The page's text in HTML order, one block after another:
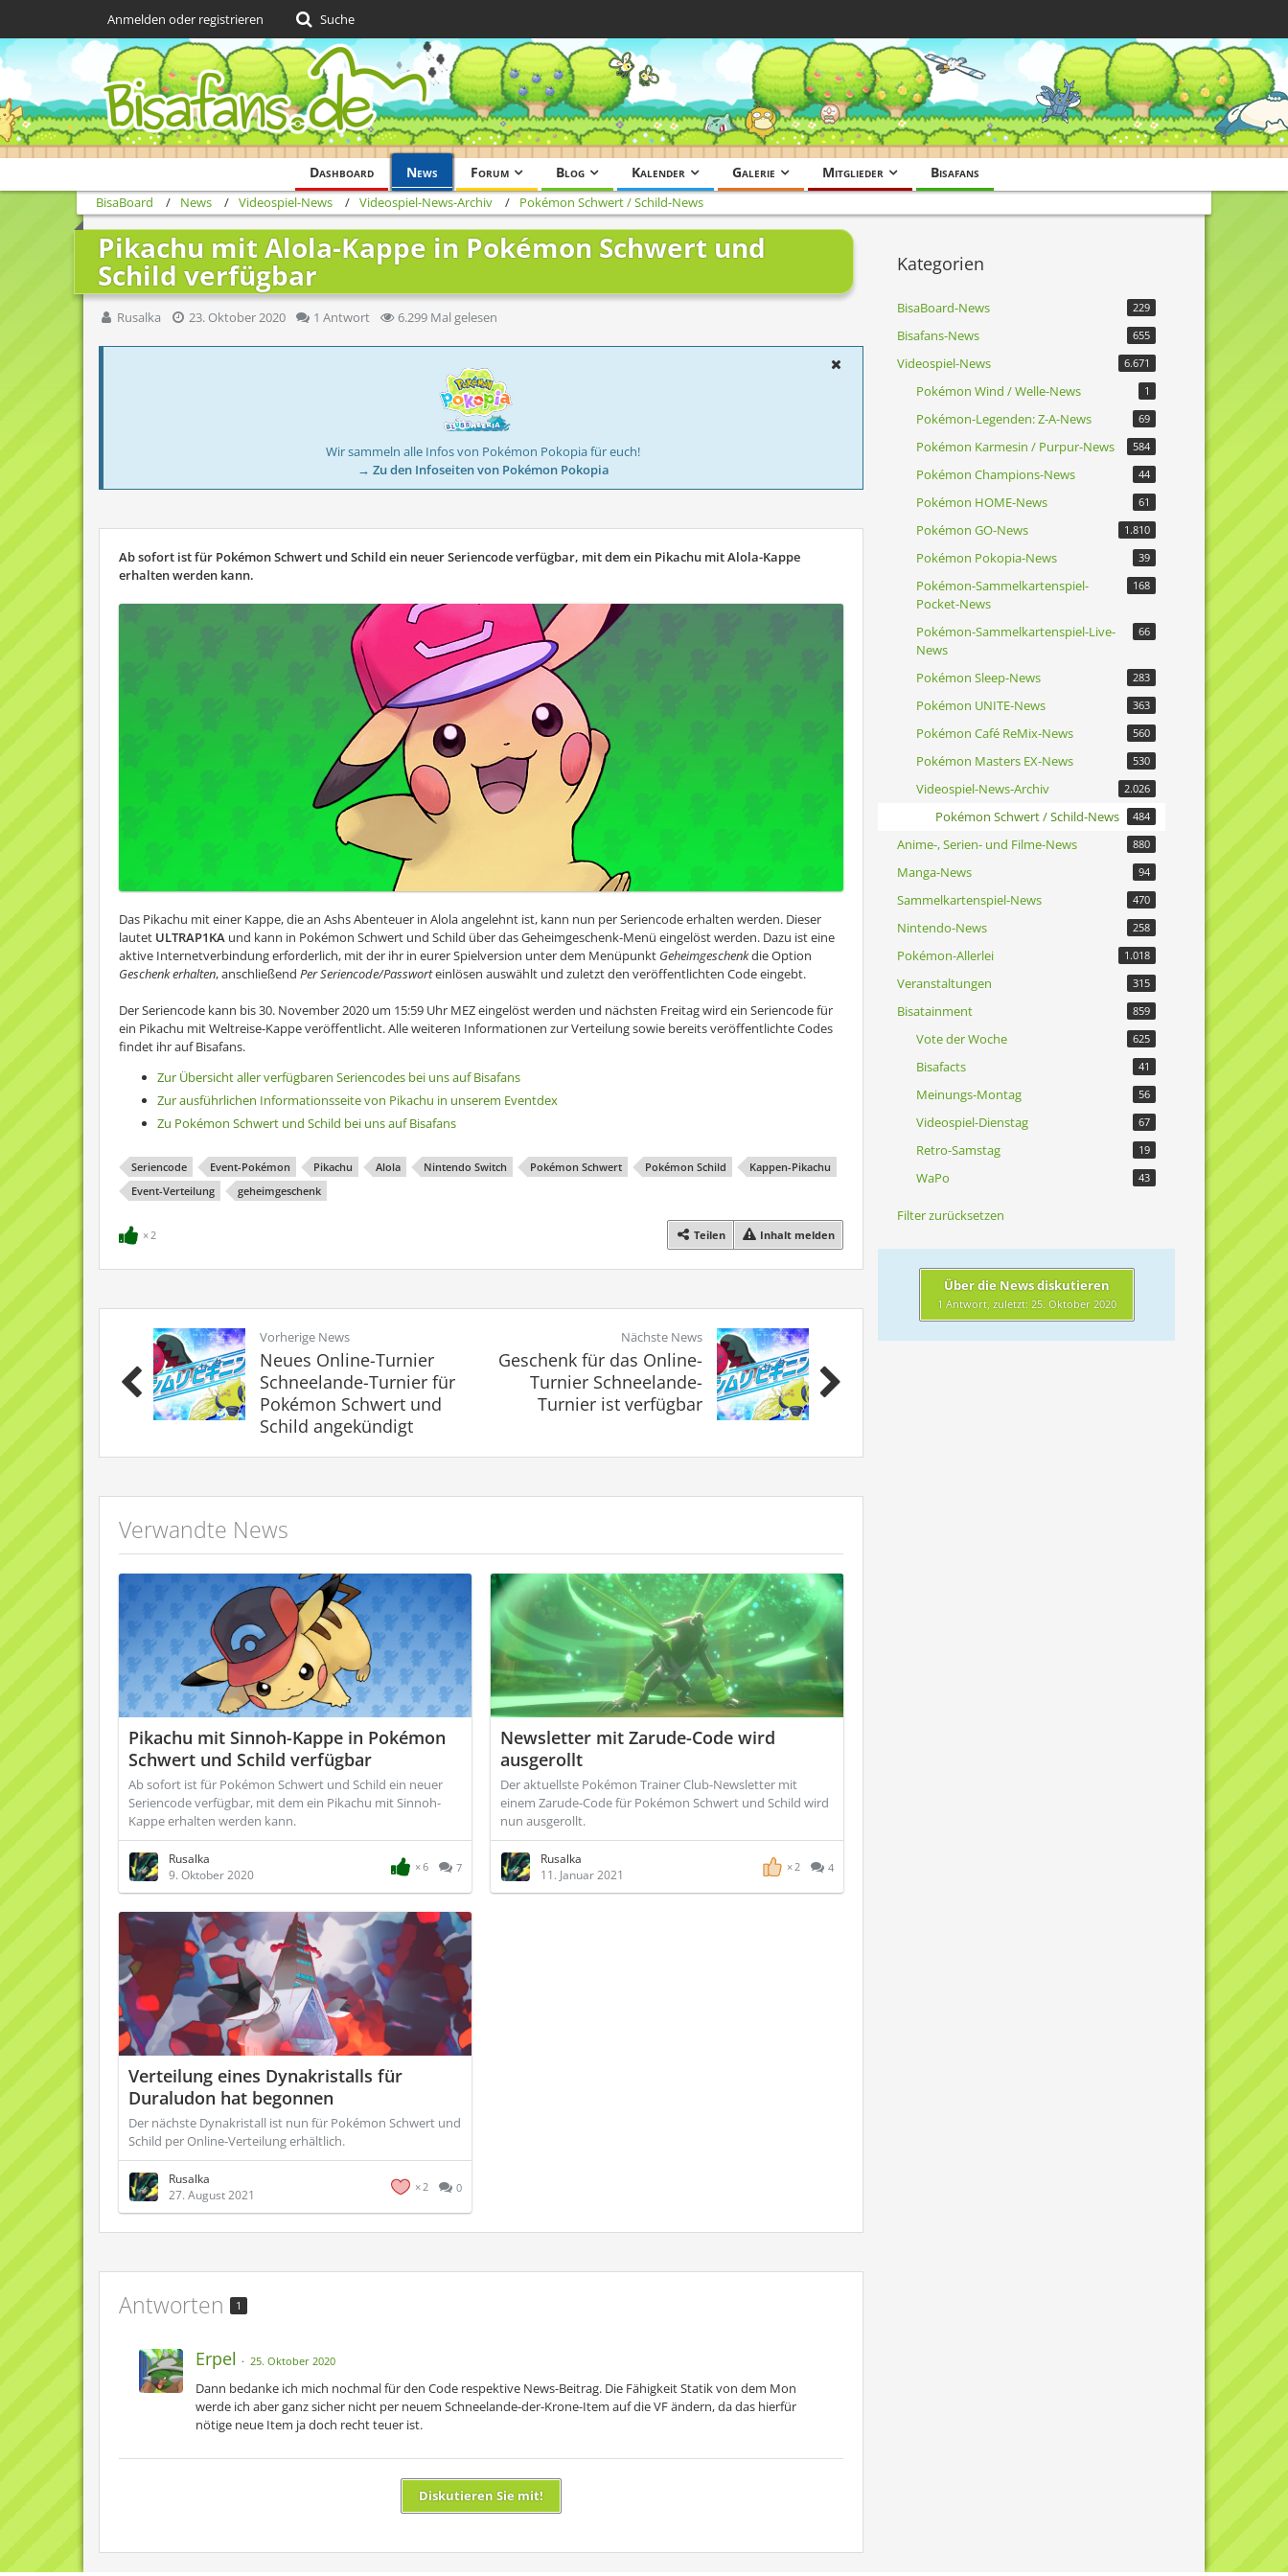
Dashboard News Forum Blog Kalender Galerie Mitglieder Bisafans
Anmelden oder registrieren Suche
BisaBoard News Videospiel-News Videospiel-News-Archiv Pokémon Schwert / Schild-News
Pikachu mit Alola-Kappe in Pokémon Schwert und
Schild verfügbar
Rusalka 23. Oktober 2020 1 Antwort 6.299 Mal gelesen
Wir sammeln alle Infos von Pokémon Pokopia für euch!
→ Zu den Infoseiten von Pokémon Pokopia
​Ab sofort ist für Pokémon Schwert und Schild ein neuer Seriencode verfügbar, mit dem ein Pikachu mit Alola-Kappe
erhalten werden kann.
Das Pikachu mit einer Kappe, die an Ashs Abenteuer in Alola angelehnt ist, kann nun per Seriencode erhalten werden. Dieser
lautet ULTRAP1KA und kann in Pokémon Schwert und Schild über das Geheimgeschenk-Menü eingelöst werden. Dazu ist eine
aktive Internetverbindung erforderlich, mit der ihr in eurer Spielversion unter dem Menüpunkt Geheimgeschenkdie Option
Geschenk erhalten, anschließend Per Seriencode/Passworteinlösen auswählt und zuletzt den veröffentlichten Code eingebt.
Der Seriencode kann bis 30. November 2020 um 15:59 Uhr MEZ eingelöst werden und nächsten Freitag wird ein Seriencode für
ein Pikachu mit Weltreise-Kappe veröffentlicht. Alle weiteren Informationen zur Verteilung sowie bereits veröffentlichte Codes
findet ihr auf Bisafans.
Zur Übersicht aller verfügbaren Seriencodes bei uns auf Bisafans
Zur ausführlichen Informationsseite von Pikachu in unserem Eventdex
Zu Pokémon Schwert und Schild bei uns auf Bisafans
Seriencode Event-Pokémon Pikachu Alola Nintendo Switch Pokémon Schwert Pokémon Schild
Kappen-Pikachu
Event-Verteilung
geheimgeschenk
2 Teilen Inhalt melden
Vorherige News
Neues Online-Turnier
Schneelande-Turnier für
Pokémon Schwert und
Schild angekündigt
Nächste News
Geschenk für das Online-
Turnier Schneelande-
Turnier ist verfügbar
Verwandte News
Pikachu mit Sinnoh-Kappe in Pokémon
Schwert und Schild verfügbar
Ab sofort ist für Pokémon Schwert und Schild ein neuer
Seriencode verfügbar, mit dem ein Pikachu mit Sinnoh-
Kappe erhalten werden kann.
Rusalka
9. Oktober 2020
6 7
Newsletter mit Zarude-Code wird
ausgerollt
Der aktuellste Pokémon Trainer Club-Newsletter mit
einem Zarude-Code für Pokémon Schwert und Schild wird
nun ausgerollt.
Rusalka
11. Januar 2021
2 4
Verteilung eines Dynakristalls für
Duraludon hat begonnen
Der nächste Dynakristall ist nun für Pokémon Schwert und
Schild per Online-Verteilung erhältlich.
Rusalka
27. August 2021
2 0
Antworten 1
Erpel 25. Oktober 2020
Dann bedanke ich mich nochmal für den Code respektive News-Beitrag. Die Fähigkeit Statik von dem Mon
werde ich aber ganz sicher nicht per neuem Schneelande-der-Krone-Item auf die VF ändern, da das hierfür
nötige neue Item ja doch recht teuer ist.
Diskutieren Sie mit!
Kategorien
BisaBoard-News 229
Bisafans-News 655
Videospiel-News 6.671
Pokémon Wind / Welle-News 1
Pokémon-Legenden: Z-A-News 69
Pokémon Karmesin / Purpur-News 584
Pokémon Champions-News 44
Pokémon HOME-News 61
Pokémon GO-News 1.810
Pokémon Pokopia-News 39
Pokémon-Sammelkartenspiel-
Pocket-News
168
Pokémon-Sammelkartenspiel-Live-
News
66
Pokémon Sleep-News 283
Pokémon UNITE-News 363
Pokémon Café ReMix-News 560
Pokémon Masters EX-News 530
Videospiel-News-Archiv 2.026
Pokémon Schwert / Schild-News 484
Anime-, Serien- und Filme-News 880
Manga-News 94
Sammelkartenspiel-News 470
Nintendo-News 258
Pokémon-Allerlei 1.018
Veranstaltungen 315
Bisatainment 859
Vote der Woche 625
Bisafacts 41
Meinungs-Montag 56
Videospiel-Dienstag 67
Retro-Samstag 19
WaPo 43
Filter zurücksetzen
Über die News diskutieren
1 Antwort, zuletzt: 25. Oktober 2020